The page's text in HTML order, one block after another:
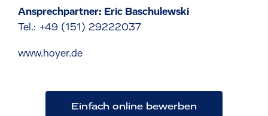
Ansprechpartner: Eric Baschulewski
Tel.: +49 (151) 29222037
www.hoyer.de
Einfach online bewerben